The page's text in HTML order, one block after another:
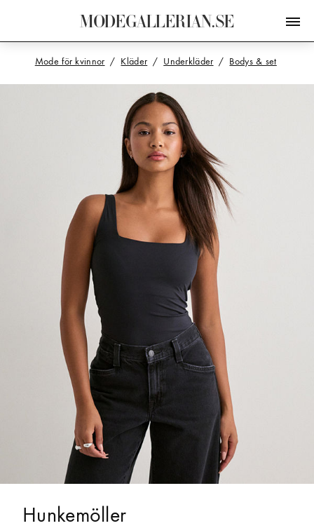
MODEGALLERIAN.SE
Mode för kvinnor Kläder Underkläder Bodys & set
Hunkemöller